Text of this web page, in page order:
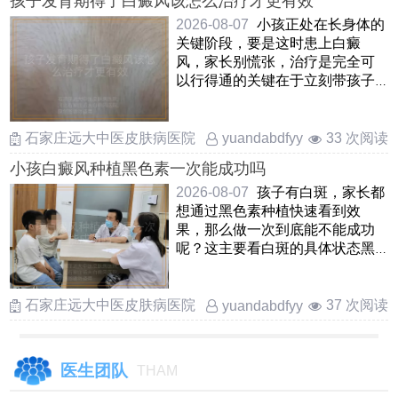
2026-08-07 小孩正处在长身体的
关键阶段，要是这时患上白癜
风，家长别慌张，治疗是完全可
以行得通的关键在于立刻带孩子
石家庄远大中医皮肤病医院
yuandabdfyy 33 次阅读
小孩白癜风种植黑色素一次能成功吗
2026-08-07 孩子有白斑，家长都
想通过黑色素种植快速看到效
果，那么做一次到底能不能成功
呢？这主要看白斑的具体状态黑
石家庄远大中医皮肤病医院
yuandabdfyy 37 次阅读
医生团队 THAM